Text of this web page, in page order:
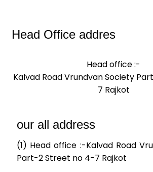
Head Office addres
Head office :-
Kalvad Road Vrundvan Society
7 Rajkot
our all address
(1) Head office :-Kalvad Road
Part-2 Street no 4-7 Rajkot